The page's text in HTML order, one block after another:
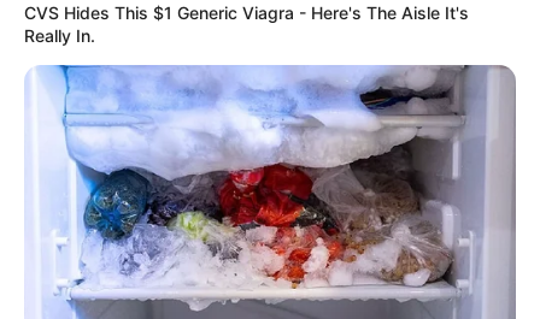
CVS Hides This $1 Generic Viagra - Here's The Aisle It's
Really In.